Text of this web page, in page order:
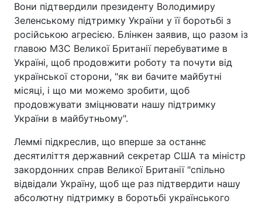
Вони підтвердили президенту Володимиру
Зеленському підтримку України у її боротьбі з
російською агресією. Блінкен заявив, що разом із
главою МЗС Великої Британії перебуватиме в
Україні, щоб продовжити роботу та почути від
української сторони, "як ви бачите майбутні
місяці, і що ми можемо зробити, щоб
продовжувати зміцнювати нашу підтримку
України в майбутньому".
Леммі підкреслив, що вперше за останнє
десятиліття державний секретар США та міністр
закордонних справ Великої Британії "спільно
відвідали Україну, щоб ще раз підтвердити нашу
абсолютну підтримку в боротьбі українського